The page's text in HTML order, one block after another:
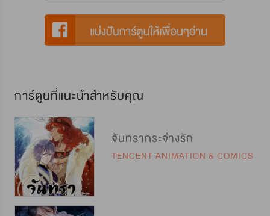
การ์ตูนที่แนะนำสำหรับคุณ
จันทรากระจ่างรัก
TENCENT ANIMATION & COMICS